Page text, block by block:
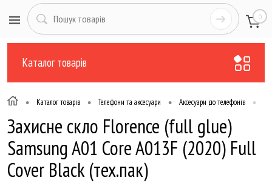
0
Каталог товарів
• Каталог товарів • Телефони та аксесуари • Аксесуари до телефонів •
Захисне скло Florence (full glue)
Samsung A01 Core A013F (2020) Full
Cover Black (тех.пак)